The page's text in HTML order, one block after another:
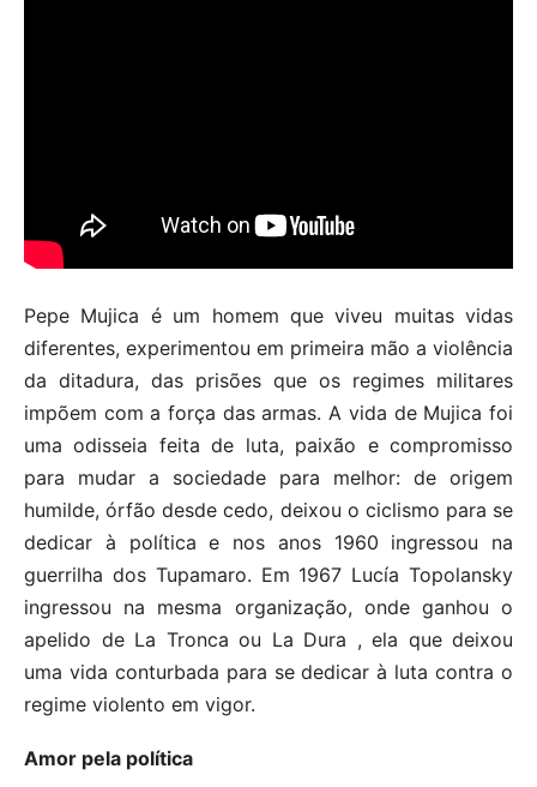
Pepe Mujica é um homem que viveu muitas vidas
diferentes, experimentou em primeira mão a violência
da ditadura, das prisões que os regimes militares
impõem com a força das armas. A vida de Mujica foi
uma odisseia feita de luta, paixão e compromisso
para mudar a sociedade para melhor: de origem
humilde, órfão desde cedo, deixou o ciclismo para se
dedicar à política e nos anos 1960 ingressou na
guerrilha dos Tupamaro. Em 1967 Lucía Topolansky
ingressou na mesma organização, onde ganhou o
apelido de La Tronca ou La Dura , ela que deixou
uma vida conturbada para se dedicar à luta contra o
regime violento em vigor.
Amor pela política